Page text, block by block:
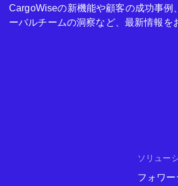
ソリュー
フォワ
CargoWiseの新機能や顧客の成功事例
ーバルチームの洞察など、最新情報を